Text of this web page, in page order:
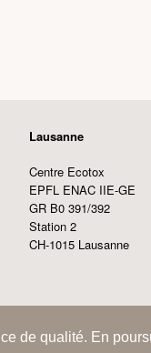
de qualité. En
Lausanne
Centre Ecotox
EPFL ENAC IIE-GE
GR B0 391/392
Station 2
CH-1015 Lausanne
Aspects jurisdiques